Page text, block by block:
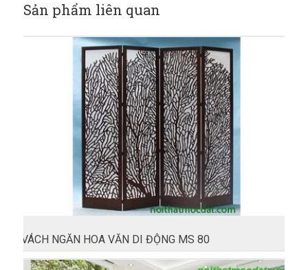
Sản phẩm liên quan
VÁCH NGĂN HOA VĂN DI ĐỘNG MS 80